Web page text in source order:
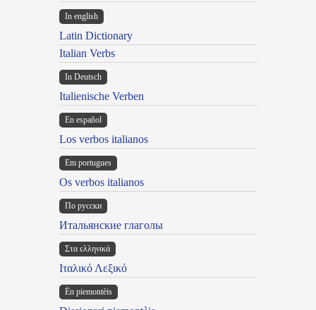
In english
Latin Dictionary
Italian Verbs
In Deutsch
Italienische Verben
En español
Los verbos italianos
Em portugues
Os verbos italianos
По русски
Итальянские глаголы
Στα ελληνικά
Ιταλικό Λεξικό
Ën piemontèis